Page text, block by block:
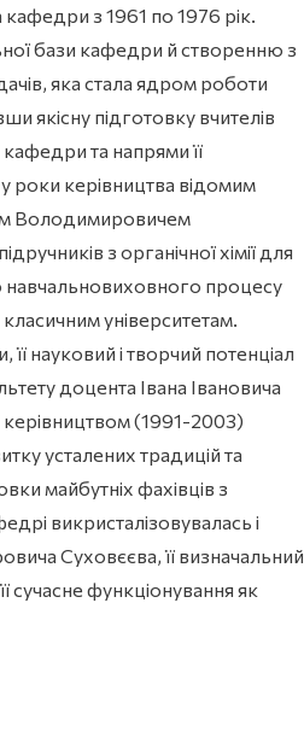
з 1961 по 1976 рік.
бази кафедри й створенню з
яка стала ядром роботи
якісну підготовку вчителів
кафедри та напрями її
роки керівництва відомим
Володимировичем
з органічної хімії для
навчальновиховного процесу
університетам.
науковий і творчий потенціал
доцента Івана Івановича
керівництвом (1991-2003)
усталених традицій та
майбутніх фахівців з
викристалізовувалась і
Суховєєва, її визначальний
сучасне функціонування як